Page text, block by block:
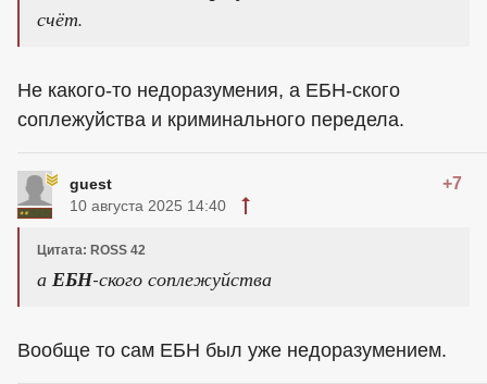
счёт.
Не какого-то недоразумения, а ЕБН-ского
соплежуйства и криминального передела.
guest +7
10 августа 2025 14:40
Цитата: ROSS 42
а ЕБН-ского соплежуйства
Вообще то сам ЕБН был уже недоразумением.